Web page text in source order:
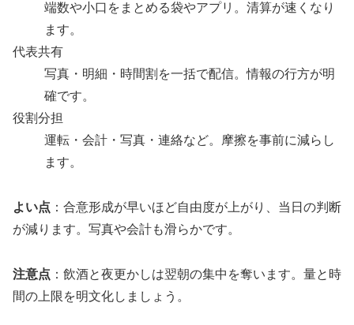
端数や小口をまとめる袋やアプリ。清算が速くなり
ます。
代表共有
写真・明細・時間割を一括で配信。情報の行方が明
確です。
役割分担
運転・会計・写真・連絡など。摩擦を事前に減らし
ます。
よい点 ：合意形成が早いほど自由度が上がり、当日の判断
が減ります。写真や会計も滑らかです。
注意点 ：飲酒と夜更かしは翌朝の集中を奪います。量と時
間の上限を明文化しましょう。